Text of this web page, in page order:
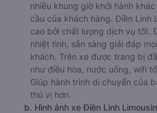
nhiều khung giờ khởi hành
cầu của khách hàng. Điền Linh
cao bởi chất lượng dịch vụ tốt.
nhiệt tình, sẵn sàng giải đáp
khách. Trên xe được trang bị
như điều hòa, nước uống, wifi
Giúp hành trình di chuyển của
thú vị hơn.
b. Hình ảnh xe Điền Linh